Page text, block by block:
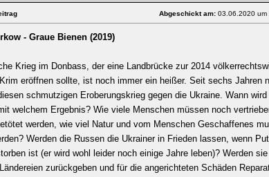
Abgeschickt am: 03.06.2020 um
- Graue Bienen (2019)
Krieg im Donbass, der eine Landbrücke zur 2014
eröffnen sollte, ist noch immer ein heißer. Seit sechs Jahren
schmutzigen Eroberungskrieg gegen die Ukraine. Wann wird
welchem Ergebnis? Wie viele Menschen müssen noch
werden, wie viel Natur und vom Menschen Geschaffenes
Werden die Russen die Ukrainer in Frieden lassen, wenn
ist (er wird wohl leider noch einige Jahre leben)? Werden
zurückgeben und für die angerichteten Schäden